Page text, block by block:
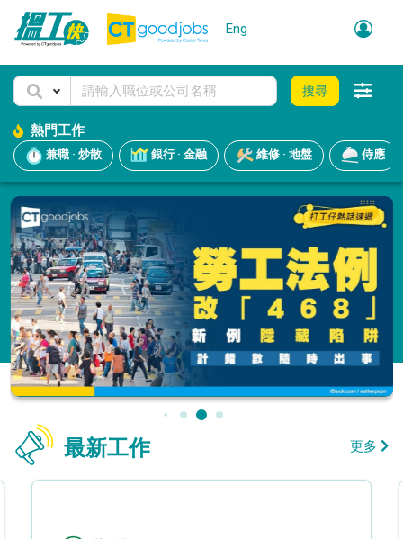
Eng
搜尋
熱門工作
兼職 · 炒散 銀行 · 金融 維修 · 地盤 侍應
最新工作 更多